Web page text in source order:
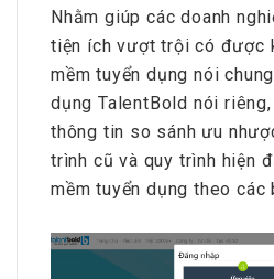
Nhằm giúp các doanh
tiện ích vượt trội có được
mềm tuyển dụng nói
dụng TalentBold nói
thông tin so sánh ưu
trình cũ và quy trình hiện
mềm tuyển dụng theo các